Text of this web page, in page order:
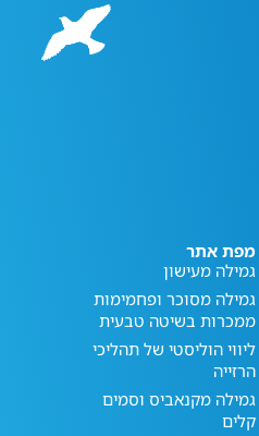
מפת אתר
גמילה מעישון
גמילה מסוכר ופחמימות
ממכרות בשיטה טבעית
ליווי הוליסטי של תהליכי
הרזייה
גמילה מקנאביס וסמים
קלים